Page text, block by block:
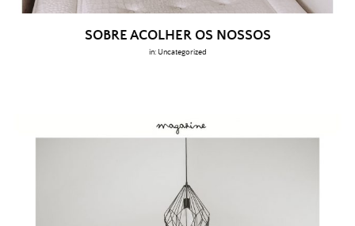
SOBRE ACOLHER OS NOSSOS
in: Uncategorized